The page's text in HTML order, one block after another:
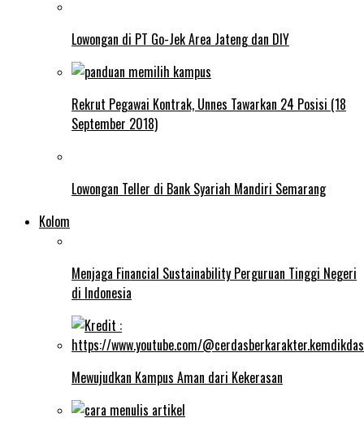
Lowongan di PT Go-Jek Area Jateng dan DIY
Rekrut Pegawai Kontrak, Unnes Tawarkan 24 Posisi (18
September 2018)
Lowongan Teller di Bank Syariah Mandiri Semarang
Kolom
Menjaga Financial Sustainability Perguruan Tinggi Negeri
di Indonesia
Mewujudkan Kampus Aman dari Kekerasan